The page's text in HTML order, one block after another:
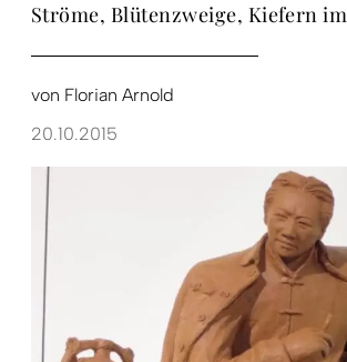
Ströme, Blütenzweige, Kiefern
von Florian Arnold
20.10.2015